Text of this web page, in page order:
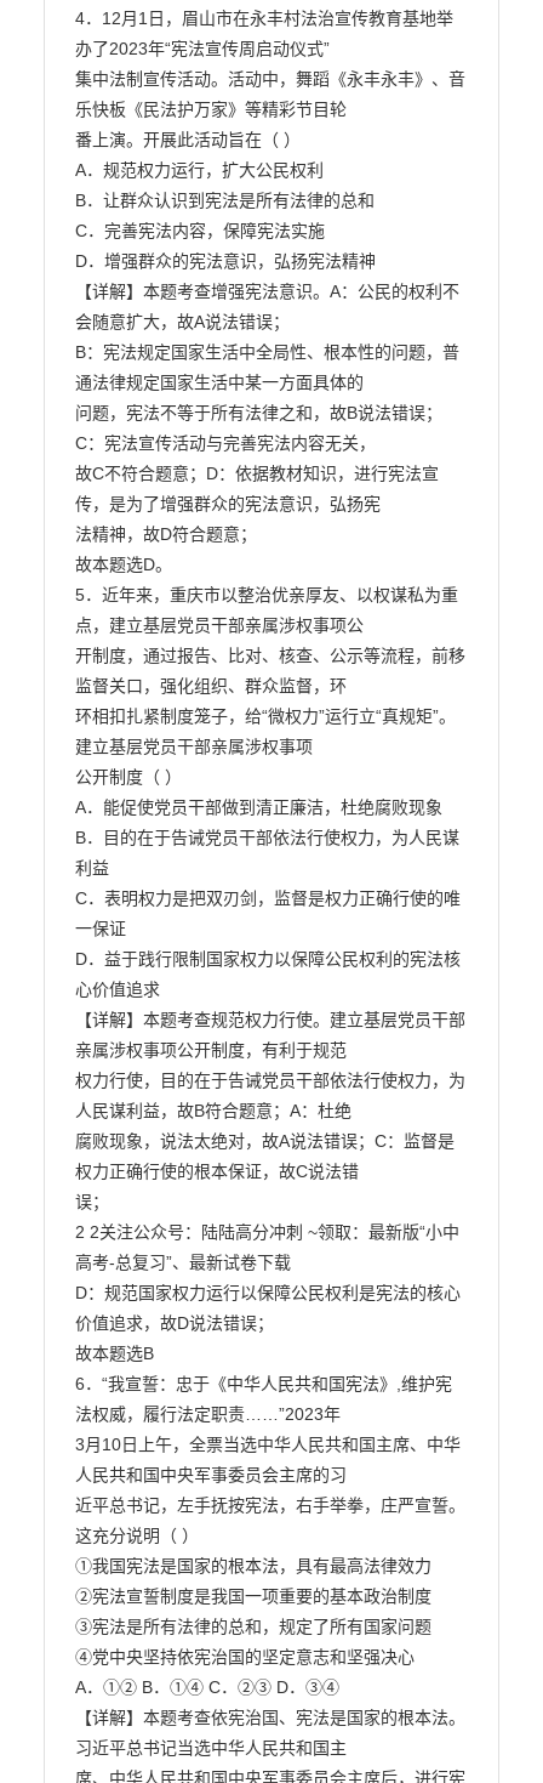
4．12月1日，眉山市在永丰村法治宣传教育基地举
办了2023年“宪法宣传周启动仪式”
集中法制宣传活动。活动中，舞蹈《永丰永丰》、音
乐快板《民法护万家》等精彩节目轮
番上演。开展此活动旨在（ ）
A．规范权力运行，扩大公民权利
B．让群众认识到宪法是所有法律的总和
C．完善宪法内容，保障宪法实施
D．增强群众的宪法意识，弘扬宪法精神
【详解】本题考查增强宪法意识。A：公民的权利不
会随意扩大，故A说法错误；
B：宪法规定国家生活中全局性、根本性的问题，普
通法律规定国家生活中某一方面具体的
问题，宪法不等于所有法律之和，故B说法错误；
C：宪法宣传活动与完善宪法内容无关，
故C不符合题意；D：依据教材知识，进行宪法宣
传，是为了增强群众的宪法意识，弘扬宪
法精神，故D符合题意；
故本题选D。
5．近年来，重庆市以整治优亲厚友、以权谋私为重
点，建立基层党员干部亲属涉权事项公
开制度，通过报告、比对、核查、公示等流程，前移
监督关口，强化组织、群众监督，环
环相扣扎紧制度笼子，给“微权力”运行立“真规矩”。
建立基层党员干部亲属涉权事项
公开制度（ ）
A．能促使党员干部做到清正廉洁，杜绝腐败现象
B．目的在于告诫党员干部依法行使权力，为人民谋
利益
C．表明权力是把双刃剑，监督是权力正确行使的唯
一保证
D．益于践行限制国家权力以保障公民权利的宪法核
心价值追求
【详解】本题考查规范权力行使。建立基层党员干部
亲属涉权事项公开制度，有利于规范
权力行使，目的在于告诫党员干部依法行使权力，为
人民谋利益，故B符合题意；A：杜绝
腐败现象，说法太绝对，故A说法错误；C：监督是
权力正确行使的根本保证，故C说法错
误；
2 2关注公众号：陆陆高分冲刺 ~领取：最新版“小中
高考-总复习”、最新试卷下载
D：规范国家权力运行以保障公民权利是宪法的核心
价值追求，故D说法错误；
故本题选B
6．“我宣誓：忠于《中华人民共和国宪法》,维护宪
法权威，履行法定职责……”2023年
3月10日上午，全票当选中华人民共和国主席、中华
人民共和国中央军事委员会主席的习
近平总书记，左手抚按宪法，右手举拳，庄严宣誓。
这充分说明（ ）
①我国宪法是国家的根本法，具有最高法律效力
②宪法宣誓制度是我国一项重要的基本政治制度
③宪法是所有法律的总和，规定了所有国家问题
④党中央坚持依宪治国的坚定意志和坚强决心
A．①② B．①④ C．②③ D．③④
【详解】本题考查依宪治国、宪法是国家的根本法。
习近平总书记当选中华人民共和国主
席、中华人民共和国中央军事委员会主席后，进行宪